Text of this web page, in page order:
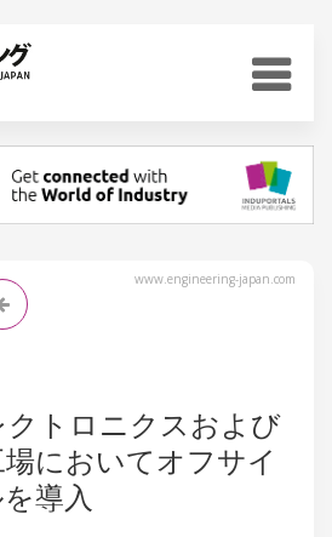
www.engineering-japan.com
クトロニクスおよび
においてオフサイ
導入